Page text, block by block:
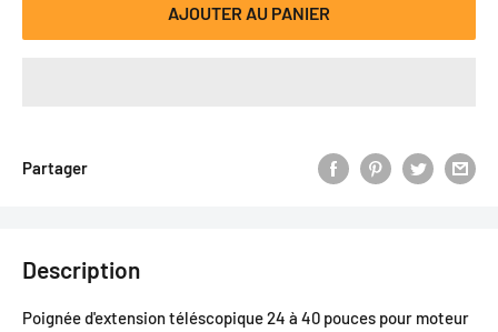
AJOUTER AU PANIER
Partager
Description
Poignée d'extension téléscopique 24 à 40 pouces pour moteur